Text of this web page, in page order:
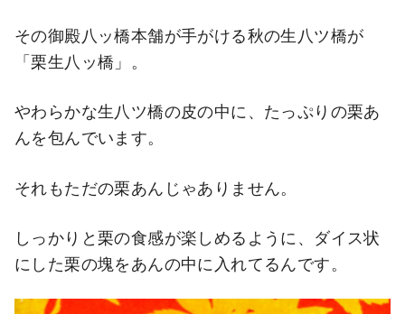
その御殿八ッ橋本舗が手がける秋の生八ツ橋が
「栗生八ッ橋」。
やわらかな生八ツ橋の皮の中に、たっぷりの栗あ
んを包んでいます。
それもただの栗あんじゃありません。
しっかりと栗の食感が楽しめるように、ダイス状
にした栗の塊をあんの中に入れてるんです。